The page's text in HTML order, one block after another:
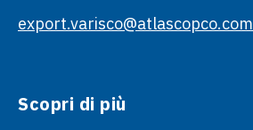
export.varisco@atlascopco.com
Scopri di più